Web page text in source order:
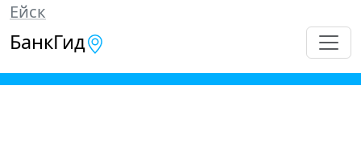
Ейск
БанкГид